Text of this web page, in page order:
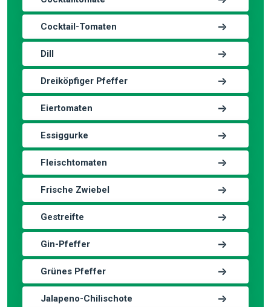
Cocktail-Tomaten
Dill
Dreiköpfiger Pfeffer
Eiertomaten
Essiggurke
Fleischtomaten
Frische Zwiebel
Gestreifte
Gin-Pfeffer
Grünes Pfeffer
Jalapeno-Chilischote